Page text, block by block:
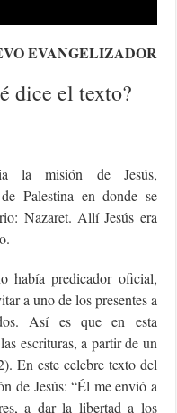
EVANGELIZADOR
dice el texto?
la misión de Jesús,
Palestina en donde se
Nazaret. Allí Jesús era
había predicador oficial,
a uno de los presentes a
Así es que en esta
escrituras, a partir de un
En este celebre texto del
de Jesús: “Él me envió a
a dar la libertad a los